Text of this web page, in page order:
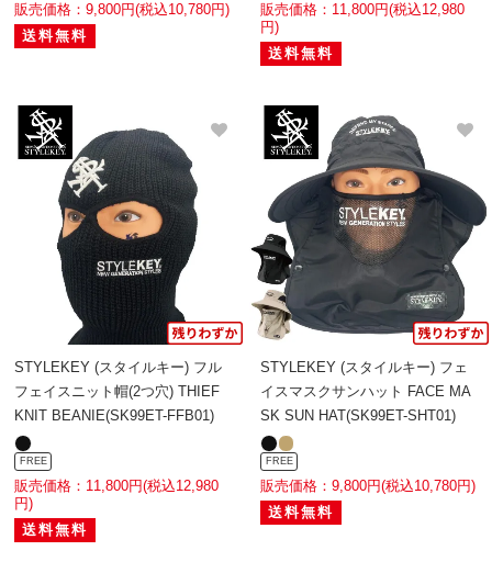
販売価格：9,800円(税込10,780円)
送料無料
販売価格：11,800円(税込12,980
円)
送料無料
STYLEKEY (スタイルキー) フル
フェイスニット帽(2つ穴) THIEF
KNIT BEANIE(SK99ET-FFB01)
FREE
販売価格：11,800円(税込12,980
円)
送料無料
STYLEKEY (スタイルキー) フェ
イスマスクサンハット FACE MA
SK SUN HAT(SK99ET-SHT01)
FREE
販売価格：9,800円(税込10,780円)
送料無料